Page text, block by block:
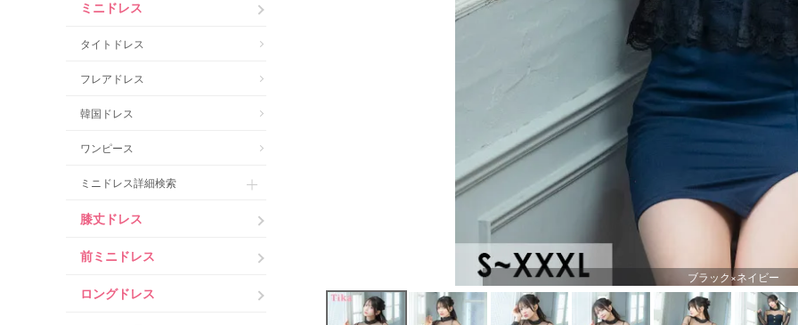
ミニドレス
タイトドレス
フレアドレス
韓国ドレス
ワンピース
ミニドレス詳細検索
膝丈ドレス
前ミニドレス
ロングドレス
ブラック×ネイビー